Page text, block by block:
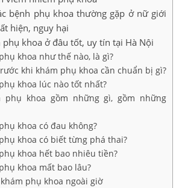
bệnh phụ khoa thường gặp ở nữ giới
hiện, nguy hại
phụ khoa ở đâu tốt, uy tín tại Hà Nội
khoa như thế nào, là gì?
khi khám phụ khoa cần chuẩn bị gì?
khoa lúc nào tốt nhất?
phụ khoa gồm những gì, gồm những
khoa có đau không?
khoa có biết từng phá thai?
khoa hết bao nhiêu tiền?
khoa mất bao lâu?
phụ khoa ngoài giờ